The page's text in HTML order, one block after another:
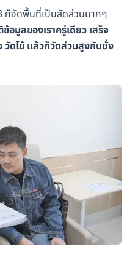
ก็จัดพื้นที่เป็นสัดส่วนมากๆ
อมูลของเราครู่เดียว เสร็จ
วัดไข้ แล้วก็วัดส่วนสูงกับชั่ง